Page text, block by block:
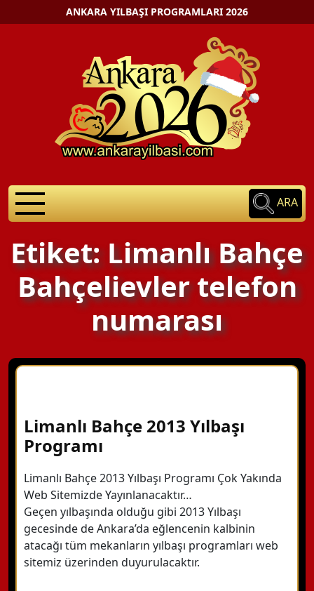
ANKARA YILBAŞI PROGRAMLARI 2026
ARA
Etiket: Limanlı Bahçe
Bahçelievler telefon
numarası
Limanlı Bahçe 2013 Yılbaşı
Programı
Limanlı Bahçe 2013 Yılbaşı Programı Çok Yakında
Web Sitemizde Yayınlanacaktır…
Geçen yılbaşında olduğu gibi 2013 Yılbaşı
gecesinde de Ankara’da eğlencenin kalbinin
atacağı tüm mekanların yılbaşı programları web
sitemiz üzerinden duyurulacaktır.